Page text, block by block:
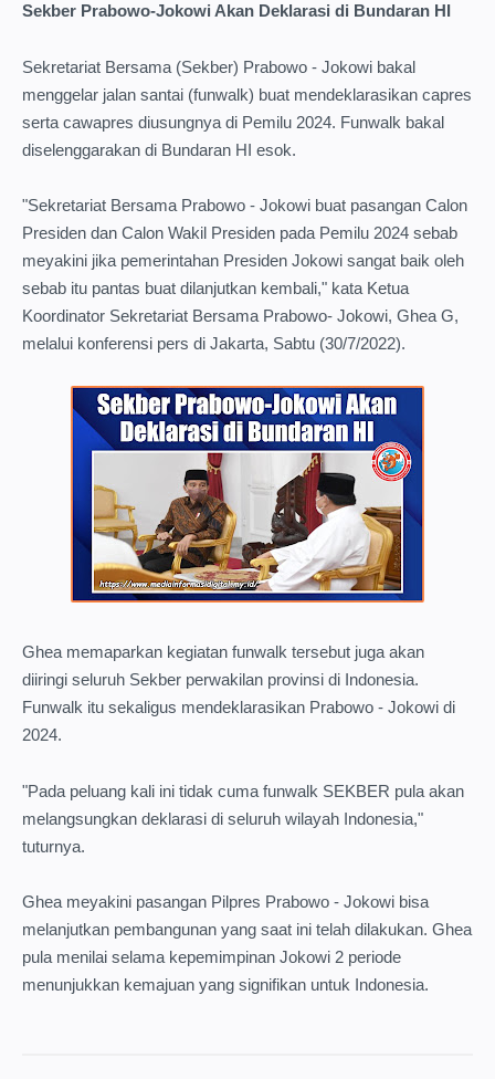
Sekber Prabowo-Jokowi Akan Deklarasi di Bundaran HI
Sekretariat Bersama (Sekber) Prabowo - Jokowi bakal
menggelar jalan santai (funwalk) buat mendeklarasikan capres
serta cawapres diusungnya di Pemilu 2024. Funwalk bakal
diselenggarakan di Bundaran HI esok.
"Sekretariat Bersama Prabowo - Jokowi buat pasangan Calon
Presiden dan Calon Wakil Presiden pada Pemilu 2024 sebab
meyakini jika pemerintahan Presiden Jokowi sangat baik oleh
sebab itu pantas buat dilanjutkan kembali," kata Ketua
Koordinator Sekretariat Bersama Prabowo- Jokowi, Ghea G,
melalui konferensi pers di Jakarta, Sabtu (30/7/2022).
Ghea memaparkan kegiatan funwalk tersebut juga akan
diiringi seluruh Sekber perwakilan provinsi di Indonesia.
Funwalk itu sekaligus mendeklarasikan Prabowo - Jokowi di
2024.
"Pada peluang kali ini tidak cuma funwalk SEKBER pula akan
melangsungkan deklarasi di seluruh wilayah Indonesia,"
tuturnya.
Ghea meyakini pasangan Pilpres Prabowo - Jokowi bisa
melanjutkan pembangunan yang saat ini telah dilakukan. Ghea
pula menilai selama kepemimpinan Jokowi 2 periode
menunjukkan kemajuan yang signifikan untuk Indonesia.